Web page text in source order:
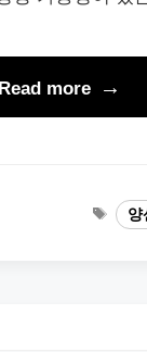
Read more
Tags
양